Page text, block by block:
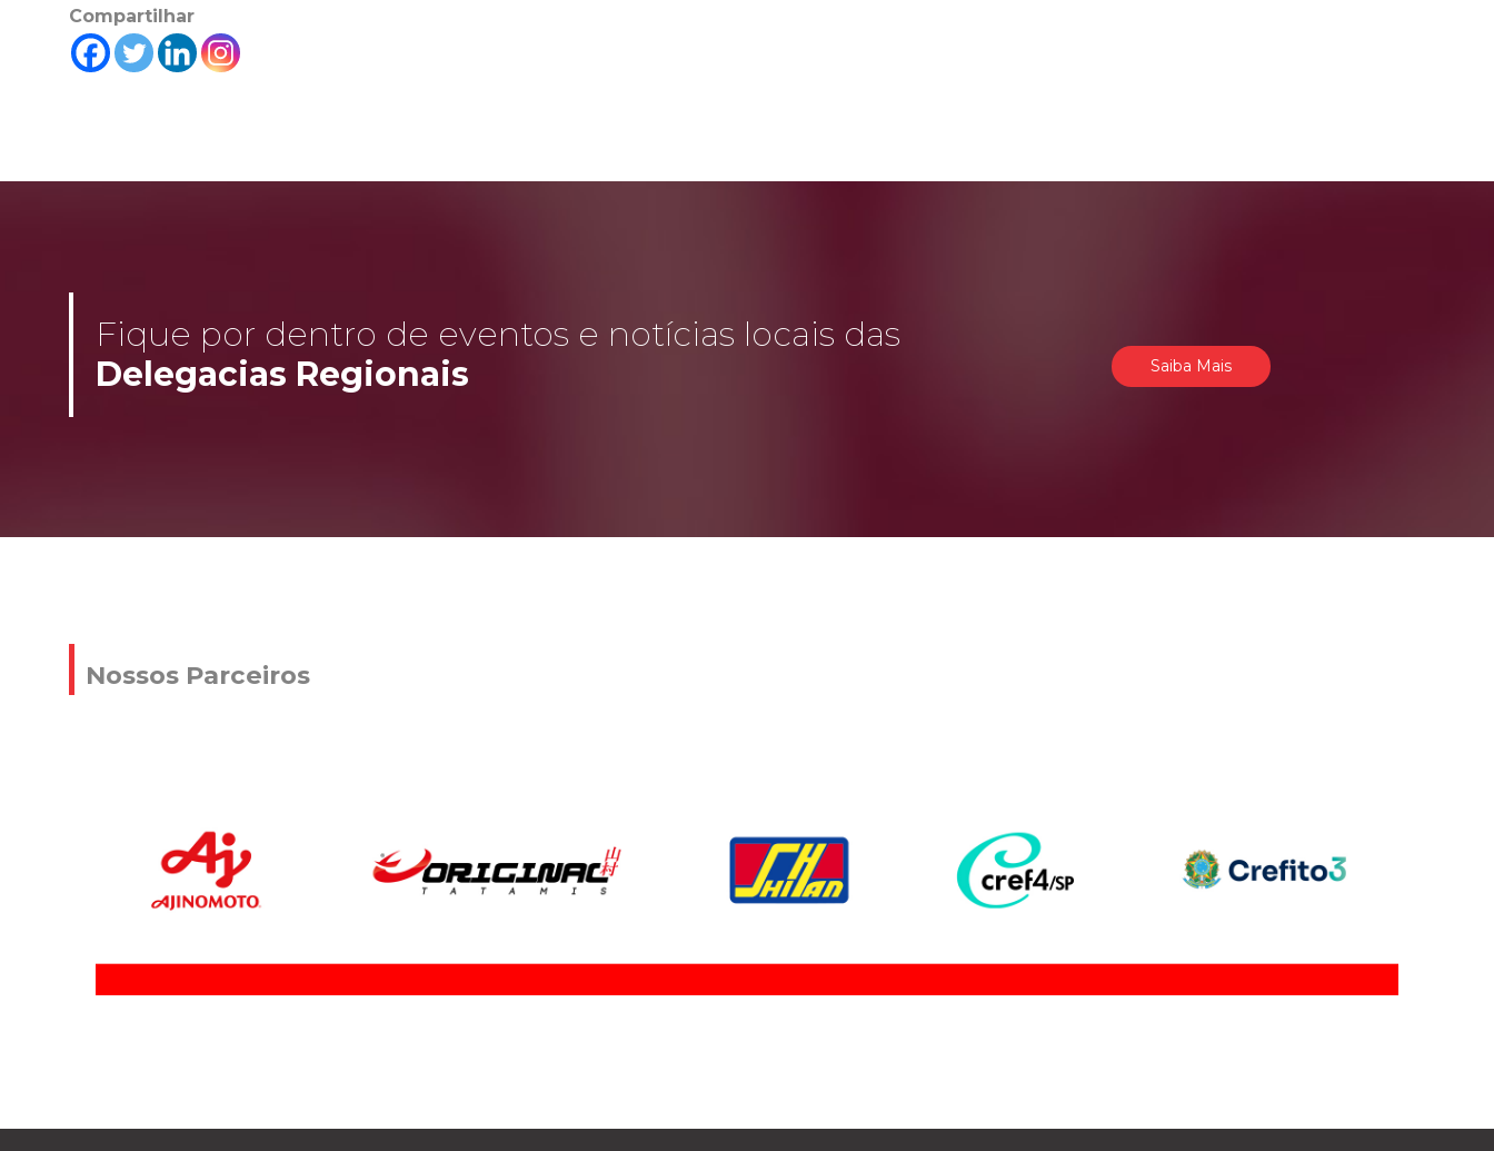
Compartilhar
Fique por dentro de eventos e notícias locais das
Delegacias Regionais
Saiba Mais
Nossos Parceiros